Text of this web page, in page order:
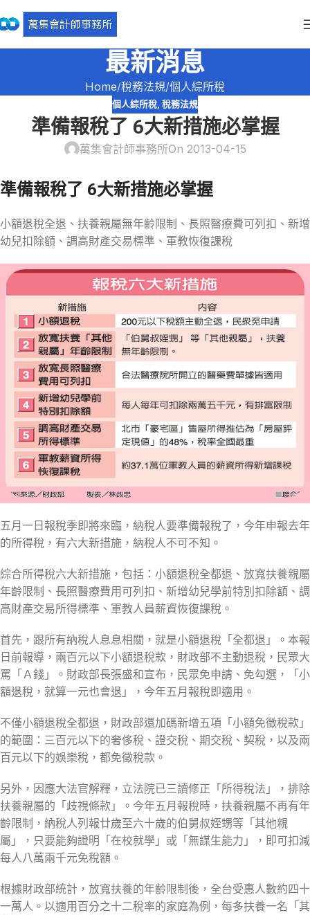
最新消息
Home 稅務法規 個人綜所稅
個人綜所稅, 稅務法規
準備報稅了 6大新措施必掌握
萬集會計師事務所On 2013-04-15
準備報稅了 6大新措施必掌握
小額退稅全退、扶養親屬無年齡限制、長照醫療費可列扣、新增
幼兒扣除額、調高財產交易標準、軍教恢復課稅
五月一日報稅季即將來臨，納稅人要準備報稅了，今年申報去年
的所得稅，有六大新措施，納稅人不可不知。
綜合所得稅六大新措施，包括：小額退稅全都退、放寬扶養親屬
年齡限制、長照醫療費用可列扣、新增幼兒學前特別扣除額、調
高財產交易所得標準、軍教人員薪資恢復課稅。
首先，跟所有納稅人息息相關，就是小額退稅「全都退」。本報
日前報導，兩百元以下小額退稅款，財政部不主動退稅，民眾大
罵「Ａ錢」。財政部長張盛和宣布，民眾免申請、免勾選，「小
額退稅，就算一元也會退」，今年五月報稅即適用。
不僅小額退稅全都退，財政部還加碼新增五項「小額免徵稅款」
的範圍：三百元以下的奢侈稅、證交稅、期交稅、契稅，以及兩
百元以下的娛樂稅，都免徵稅款。
另外，因應大法官解釋，立法院已三讀修正「所得稅法」，排除
扶養親屬的「歧視條款」。今年五月報稅時，扶養親屬不再有年
齡限制，納稅人列報廿歲至六十歲的伯舅叔姪甥等「其他親
屬」，只要能夠證明「在校就學」或「無謀生能力」，即可扣減
每人八萬兩千元免稅額。
根據財政部統計，放寬扶養的年齡限制後，全台受惠人數約四十
一萬人。以適用百分之十二稅率的家庭為例，每多扶養一名「其